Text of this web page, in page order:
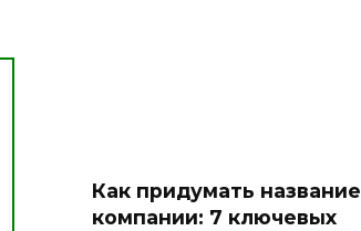
Как придумать название
компании: 7 ключевых